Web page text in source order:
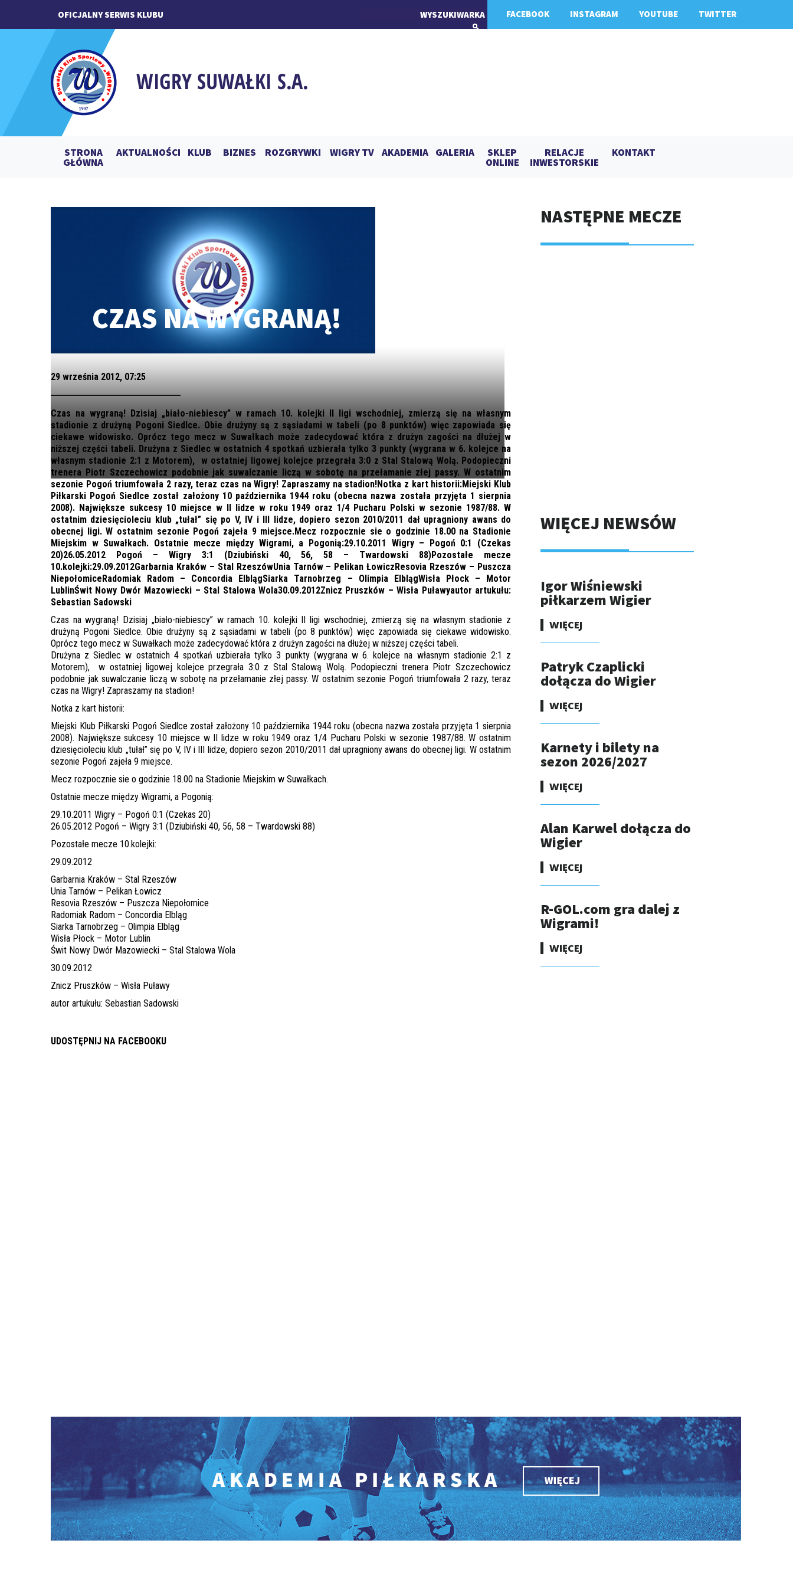
OFICJALNY SERWIS KLUBU FACEBOOK INSTAGRAM YOUTUBE TWITTER
STRONA
GŁÓWNA
AKTUALNOŚCI KLUB BIZNES ROZGRYWKI WIGRY TV AKADEMIA GALERIA SKLEP
ONLINE
RELACJE
INWESTORSKIE
KONTAKT
CZAS NA WYGRANĄ!
29 września 2012, 07:25
Czas na wygraną! Dzisiaj „biało-niebiescy” w ramach 10. kolejki II ligi wschodniej, zmierzą się na własnym
stadionie z drużyną Pogoni Siedlce. Obie drużyny są z sąsiadami w tabeli (po 8 punktów) więc zapowiada się
ciekawe widowisko. Oprócz tego mecz w Suwałkach może zadecydować która z drużyn zagości na dłużej w
niższej części tabeli. Drużyna z Siedlec w ostatnich 4 spotkań uzbierała tylko 3 punkty (wygrana w 6. kolejce na
własnym stadionie 2:1 z Motorem), w ostatniej ligowej kolejce przegrała 3:0 z Stal Stalową Wolą. Podopieczni
trenera Piotr Szczechowicz podobnie jak suwalczanie liczą w sobotę na przełamanie złej passy. W ostatnim
sezonie Pogoń triumfowała 2 razy, teraz czas na Wigry! Zapraszamy na stadion!Notka z kart historii:Miejski Klub
Piłkarski Pogoń Siedlce został założony 10 października 1944 roku (obecna nazwa została przyjęta 1 sierpnia
2008). Największe sukcesy 10 miejsce w II lidze w roku 1949 oraz 1/4 Pucharu Polski w sezonie 1987/88. W
ostatnim dziesięcioleciu klub „tułał” się po V, IV i III lidze, dopiero sezon 2010/2011 dał upragniony awans do
obecnej ligi. W ostatnim sezonie Pogoń zajeła 9 miejsce.Mecz rozpocznie sie o godzinie 18.00 na Stadionie
Miejskim w Suwałkach. Ostatnie mecze między Wigrami, a Pogonią:29.10.2011 Wigry – Pogoń 0:1 (Czekas
20)26.05.2012 Pogoń – Wigry 3:1 (Dziubiński 40, 56, 58 – Twardowski 88)Pozostałe mecze
10.kolejki:29.09.2012Garbarnia Kraków – Stal RzeszówUnia Tarnów – Pelikan ŁowiczResovia Rzeszów – Puszcza
NiepołomiceRadomiak Radom – Concordia ElblągSiarka Tarnobrzeg – Olimpia ElblągWisła Płock – Motor
LublinŚwit Nowy Dwór Mazowiecki – Stal Stalowa Wola30.09.2012Znicz Pruszków – Wisła Puławyautor artukułu:
Sebastian Sadowski
Czas na wygraną! Dzisiaj „biało-niebiescy” w ramach 10. kolejki II ligi wschodniej, zmierzą się na własnym stadionie z
drużyną Pogoni Siedlce. Obie drużyny są z sąsiadami w tabeli (po 8 punktów) więc zapowiada się ciekawe widowisko.
Oprócz tego mecz w Suwałkach może zadecydować która z drużyn zagości na dłużej w niższej części tabeli.
Drużyna z Siedlec w ostatnich 4 spotkań uzbierała tylko 3 punkty (wygrana w 6. kolejce na własnym stadionie 2:1 z
Motorem), w ostatniej ligowej kolejce przegrała 3:0 z Stal Stalową Wolą. Podopieczni trenera Piotr Szczechowicz
podobnie jak suwalczanie liczą w sobotę na przełamanie złej passy. W ostatnim sezonie Pogoń triumfowała 2 razy, teraz
czas na Wigry! Zapraszamy na stadion!
Notka z kart historii:
Miejski Klub Piłkarski Pogoń Siedlce został założony 10 października 1944 roku (obecna nazwa została przyjęta 1 sierpnia
2008). Największe sukcesy 10 miejsce w II lidze w roku 1949 oraz 1/4 Pucharu Polski w sezonie 1987/88. W ostatnim
dziesięcioleciu klub „tułał” się po V, IV i III lidze, dopiero sezon 2010/2011 dał upragniony awans do obecnej ligi. W ostatnim
sezonie Pogoń zajeła 9 miejsce.
Mecz rozpocznie sie o godzinie 18.00 na Stadionie Miejskim w Suwałkach.
Ostatnie mecze między Wigrami, a Pogonią:
29.10.2011 Wigry – Pogoń 0:1 (Czekas 20)
26.05.2012 Pogoń – Wigry 3:1 (Dziubiński 40, 56, 58 – Twardowski 88)
Pozostałe mecze 10.kolejki:
29.09.2012
Garbarnia Kraków – Stal Rzeszów
Unia Tarnów – Pelikan Łowicz
Resovia Rzeszów – Puszcza Niepołomice
Radomiak Radom – Concordia Elbląg
Siarka Tarnobrzeg – Olimpia Elbląg
Wisła Płock – Motor Lublin
Świt Nowy Dwór Mazowiecki – Stal Stalowa Wola
30.09.2012
Znicz Pruszków – Wisła Puławy
autor artukułu: Sebastian Sadowski
UDOSTĘPNIJ NA FACEBOOKU
NASTĘPNE MECZE
WIĘCEJ NEWSÓW
Igor Wiśniewski
piłkarzem Wigier
WIĘCEJ
Patryk Czaplicki
dołącza do Wigier
WIĘCEJ
Karnety i bilety na
sezon 2026/2027
WIĘCEJ
Alan Karwel dołącza do
Wigier
WIĘCEJ
R-GOL.com gra dalej z
Wigrami!
WIĘCEJ